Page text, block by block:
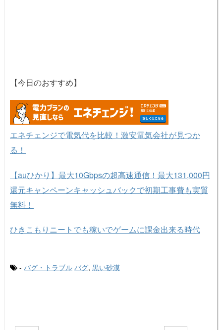
【今日のおすすめ】
エネチェンジで電気代を比較！激安電気会社が見つか
る！
【auひかり】最大10Gbpsの超高速通信！最大131,000円
還元キャンペーンキャッシュバックで初期工事費も実質
無料！
ひきこもりニートでも稼いでゲームに課金出来る時代
- バグ・トラブル バグ, 黒い砂漠